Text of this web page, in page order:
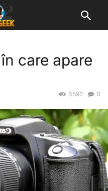
care apare
0
3592